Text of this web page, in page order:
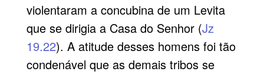
violentaram a concubina de um Levita
que se dirigia a Casa do Senhor (Jz
19.22). A atitude desses homens foi tão
condenável que as demais tribos se